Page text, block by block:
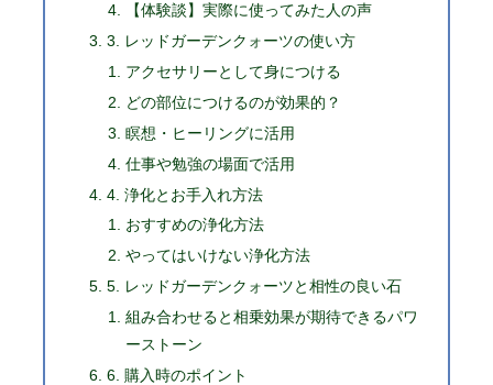
【体験談】実際に使ってみた人の声
3. レッドガーデンクォーツの使い方
アクセサリーとして身につける
どの部位につけるのが効果的？
瞑想・ヒーリングに活用
仕事や勉強の場面で活用
4. 浄化とお手入れ方法
おすすめの浄化方法
やってはいけない浄化方法
5. レッドガーデンクォーツと相性の良い石
組み合わせると相乗効果が期待できるパワ
ーストーン
6. 購入時のポイント